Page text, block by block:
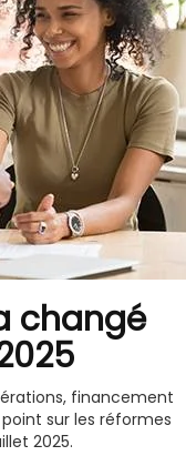
changé
financement
sur les réformes
2025.